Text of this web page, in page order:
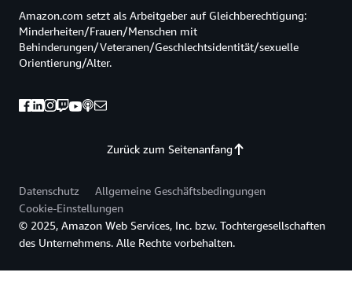
Zurück zum Seitenanfang
Amazon.com setzt als Arbeitgeber auf Gleichberechtigung:
Minderheiten/Frauen/Menschen mit
Behinderungen/Veteranen/Geschlechtsidentität/sexuelle
Orientierung/Alter.
Datenschutz
Allgemeine Geschäftsbedingungen
Cookie-Einstellungen
© 2025, Amazon Web Services, Inc. bzw. Tochtergesellschaften
des Unternehmens. Alle Rechte vorbehalten.